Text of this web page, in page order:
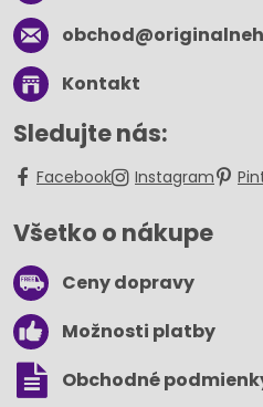
Kontakt
Sledujte nás:
Facebook Instagram
Všetko o nákupe
Ceny dopravy
Možnosti platby
Obchodné